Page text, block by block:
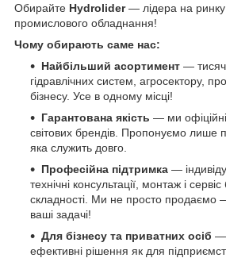
Обирайте Hydrolider— лідера на ринку
промислового обладнання!
Чому обирають саме нас:
Найбільший асортимент —
гідравлічних систем, агросектору,
бізнесу. Усе в одному місці!
Гарантована якість — ми
світових брендів. Пропонуємо лише
яка служить довго.
Професійна підтримка —
технічні консультації, монтаж і
складності. Ми не просто продаємо
ваші задачі!
Для бізнесу та приватних осіб —
ефективні рішення як для